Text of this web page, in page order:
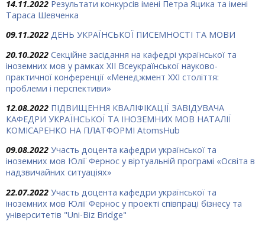
14.11.2022 Результати конкурсів імені Петра Яцика та імені
Тараса Шевченка
09.11.2022 ДЕНЬ УКРАЇНСЬКОЇ ПИСЕМНОСТІ ТА МОВИ
20.10.2022 Секційне засідання на кафедрі української та
іноземних мов у рамках XII Всеукраїнської науково-
практичної конференції «Менеджмент ХХІ століття:
проблеми і перспективи»
12.08.2022 ПІДВИЩЕННЯ КВАЛІФІКАЦІЇ ЗАВІДУВАЧА
КАФЕДРИ УКРАЇНСЬКОЇ ТА ІНОЗЕМНИХ МОВ НАТАЛІЇ
КОМІСАРЕНКО НА ПЛАТФОРМІ AtomsHub
09.08.2022 Участь доцента кафедри української та
іноземних мов Юлії Фернос у віртуальній програмі «Освіта в
надзвичайних ситуаціях»
22.07.2022 Участь доцента кафедри української та
іноземних мов Юлії Фернос у проекті співпраці бізнесу та
університетів "Uni-Biz Bridge"